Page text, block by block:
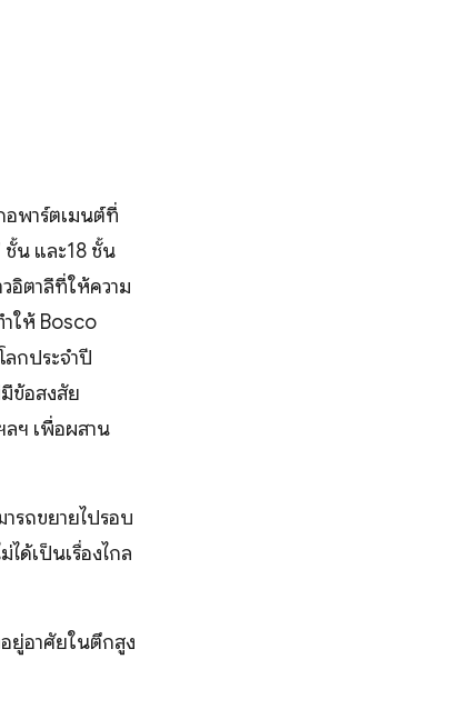
พาร์ตเมนต์ที่
น และ18 ชั้น
อิตาลีที่ให้ความ
ให้ Bosco
กประจำปี
ข้อสงสัย
ฯ เพื่อผสาน
รถขยายไปรอบ
ด้เป็นเรื่องไกล
ยู่อาศัยในตึกสูง